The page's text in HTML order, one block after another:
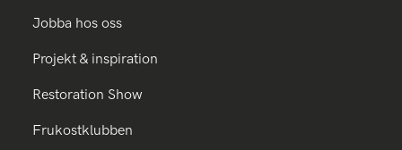
Jobba hos oss
Projekt & inspiration
Restoration Show
Frukostklubben